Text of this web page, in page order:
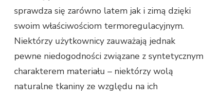
sprawdza się zarówno latem jak i zimą dzięki
swoim właściwościom termoregulacyjnym.
Niektórzy użytkownicy zauważają jednak
pewne niedogodności związane z syntetycznym
charakterem materiału – niektórzy wolą
naturalne tkaniny ze względu na ich